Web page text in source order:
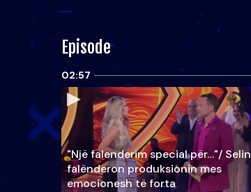
Episode
02:57
"Një falenderim special për…"/ Selin
falënderon produksionin mes
emocionesh të forta